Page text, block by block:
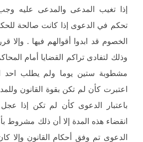
إذا تغيب المدعى والمدعى عليه
تحكم في الدعوى إذا كانت صالحة
الخصوم قد ابدوا أقوالهم فيها . وإلا
وذلك لتفادى تراكم القضايا أمام
مشطوبة ستين يوما ولم يطلب احد
اعتبرت كأن لم تكن بقوة القانون
باعتبار الدعوى كأن لم تكن إذا
انقضاء هذه المدة إلا أن ذلك
الدعوى تم وفق أحكام القانون وإلا